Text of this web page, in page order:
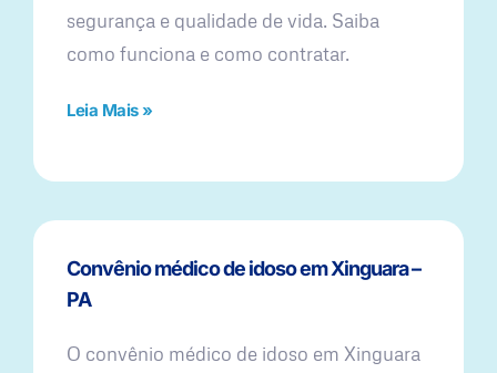
segurança e qualidade de vida. Saiba
como funciona e como contratar.
Leia Mais »
Convênio médico de idoso em Xinguara –
PA
O convênio médico de idoso em Xinguara